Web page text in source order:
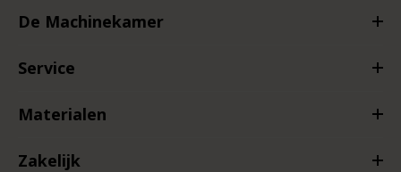
De Machinekamer
Service
Materialen
Zakelijk